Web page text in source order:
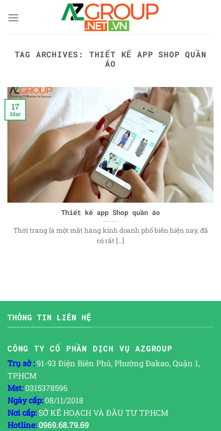
TAG ARCHIVES: THIẾT KẾ APP SHOP QUẦN
ÁO
Thiết kế app Shop quần áo
Thời trang là một mặt hàng kinh doanh phổ biến hiện nay, đã
có rất [...]
17
Mar
THÔNG TIN LIÊN HỆ
CÔNG TY CỔ PHẦN DỊCH VỤ AZGROUP
Trụ sở :91-93 Điện Biên Phủ, Phường Đakao, Quận 1,
TP.HCM
Mst:0315378596
Ngày cấp:08/11/2018
Nơi cấp:SỞ KẾ HOẠCH VÀ ĐẦU TƯ TP.HCM
Hotline: 0969.68.79.69